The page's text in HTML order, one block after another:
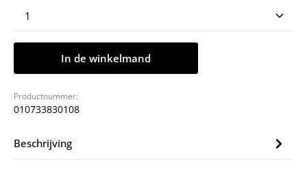
Producthoeveelheid: Voer de gewenste
In de winkelmand
Productnummer:
010733830108
Beschrijving